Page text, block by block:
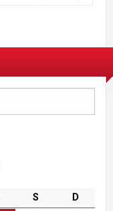
S
D